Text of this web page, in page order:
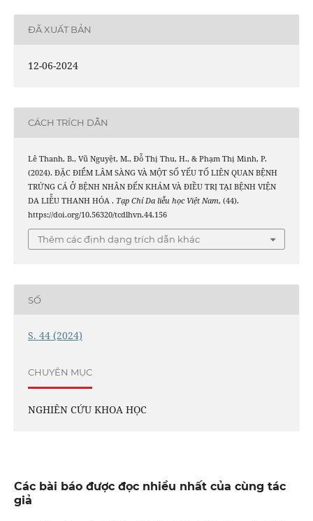
ĐÃ XUẤT BẢN
12-06-2024
CÁCH TRÍCH DẪN
Lê Thanh, B., Vũ Nguyệt, M., Đỗ Thị Thu, H., & Phạm Thị Minh, P.
(2024). ĐẶC ĐIỂM LÂM SÀNG VÀ MỘT SỐ YẾU TỐ LIÊN QUAN BỆNH
TRỨNG CÁ Ở BỆNH NHÂN ĐẾN KHÁM VÀ ĐIỀU TRỊ TẠI BỆNH VIỆN
DA LIỄU THANH HÓA . Tạp Chí Da liễu học Việt Nam, (44).
https://doi.org/10.56320/tcdlhvn.44.156
Thêm các định dạng trích dẫn khác
SỐ
S. 44 (2024)
CHUYÊN MỤC
NGHIÊN CỨU KHOA HỌC
Các bài báo được đọc nhiều nhất của cùng tác
giả